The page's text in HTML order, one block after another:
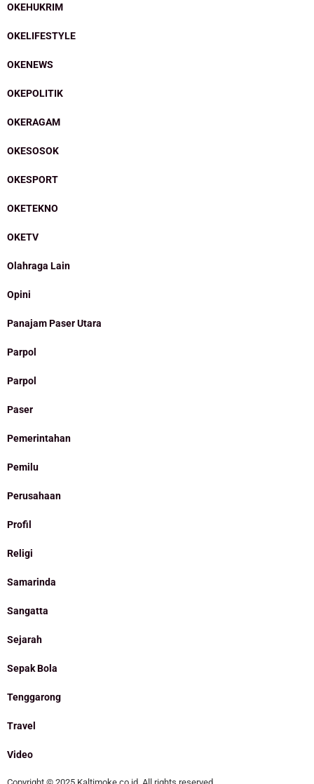
OKEHUKRIM
OKELIFESTYLE
OKENEWS
OKEPOLITIK
OKERAGAM
OKESOSOK
OKESPORT
OKETEKNO
OKETV
Olahraga Lain
Opini
Panajam Paser Utara
Parpol
Parpol
Paser
Pemerintahan
Pemilu
Perusahaan
Profil
Religi
Samarinda
Sangatta
Sejarah
Sepak Bola
Tenggarong
Travel
Video